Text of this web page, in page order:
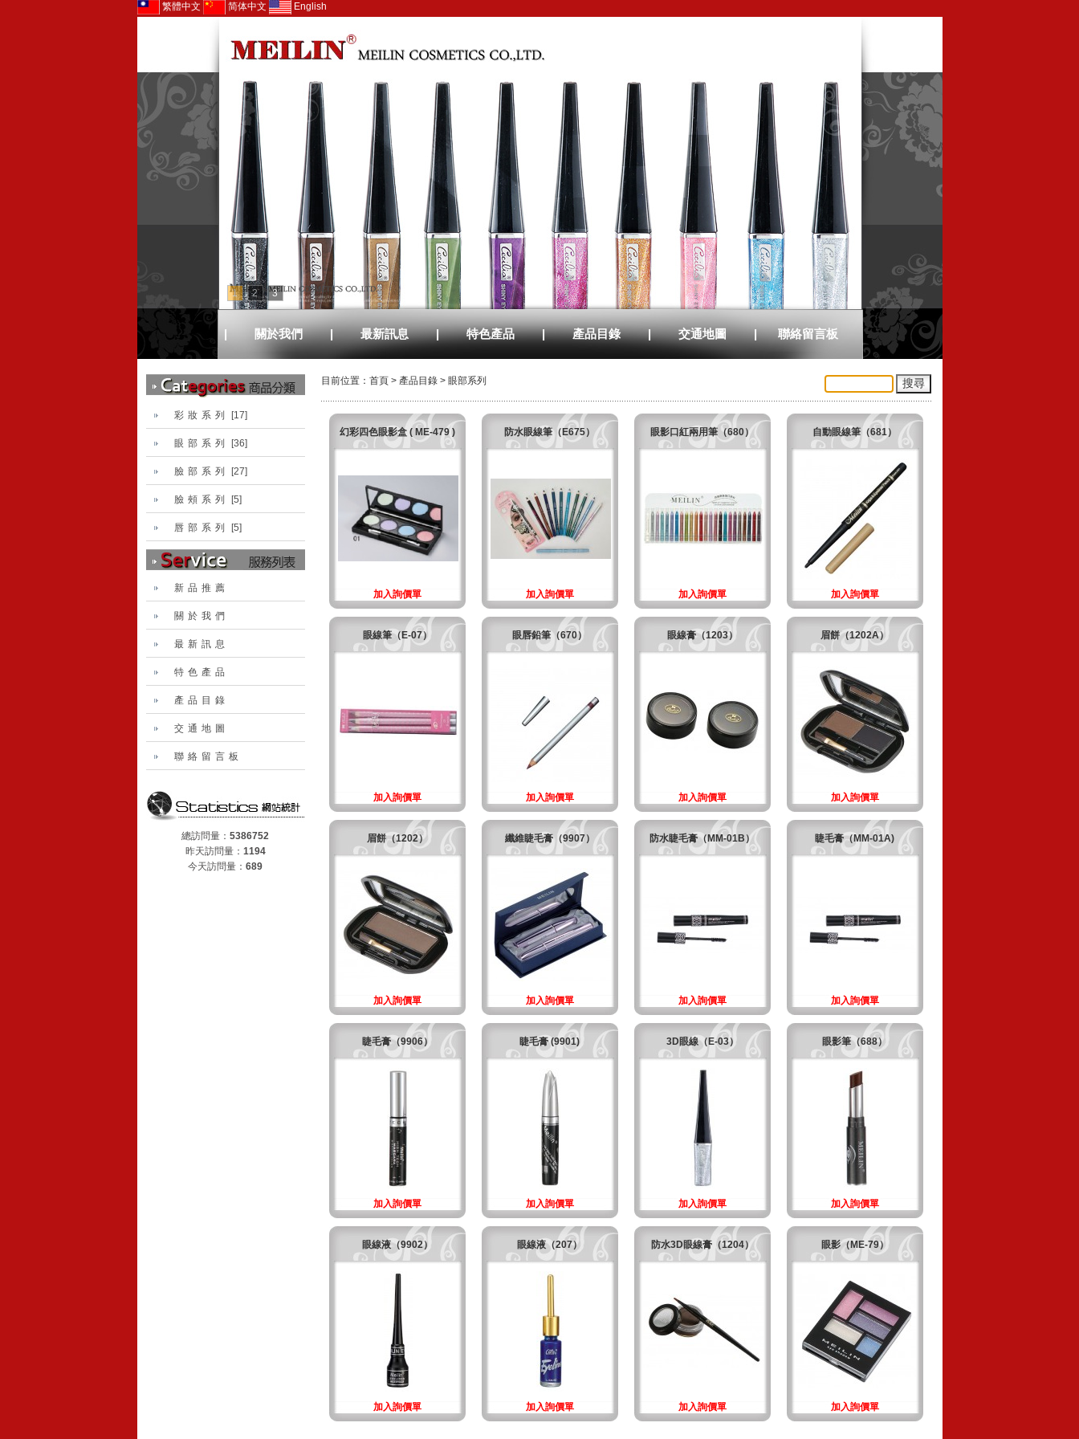
繁體中文 简体中文 English
1 2 3
| 關於我們 | 最新訊息 | 特色產品 | 產品目錄 | 交通地圖 | 聯絡留言板
彩妝系列 [17]
眼部系列 [36]
臉部系列 [27]
臉頰系列 [5]
唇部系列 [5]
新品推薦
關於我們
最新訊息
特色產品
產品目錄
交通地圖
聯絡留言板
總訪問量： 5386752
昨天訪問量： 1194
今天訪問量： 689
目前位置： 首頁> 產品目錄> 眼部系列
幻彩四色眼影盒 ( ME-479 )
加入詢價單
防水眼線筆（E675）
加入詢價單
眼影口紅兩用筆（680）
加入詢價單
自動眼線筆（681）
加入詢價單
眼線筆（E-07）
加入詢價單
眼唇鉛筆（670）
加入詢價單
眼線膏（1203）
加入詢價單
眉餅（1202A）
加入詢價單
眉餅（1202）
加入詢價單
纖維睫毛膏（9907）
加入詢價單
防水睫毛膏（MM-01B）
加入詢價單
睫毛膏（MM-01A)
加入詢價單
睫毛膏（9906）
加入詢價單
睫毛膏 (9901)
加入詢價單
3D眼線（E-03）
加入詢價單
眼影筆（688）
加入詢價單
眼線液（9902）
加入詢價單
眼線液（207）
加入詢價單
防水3D眼線膏（1204）
加入詢價單
眼影（ME-79）
加入詢價單